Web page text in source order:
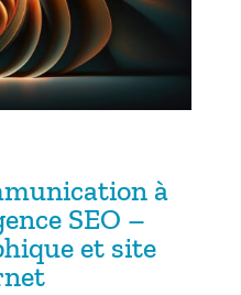
à
SEO –
et site